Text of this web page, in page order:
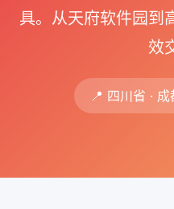
具。从天府软件园到
效
📍 四川省 ·